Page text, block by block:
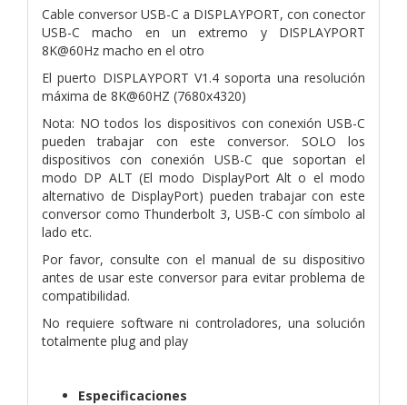
Cable conversor USB-C a DISPLAYPORT, con conector
USB-C macho en un extremo y DISPLAYPORT
8K@60Hz macho en el otro
El puerto DISPLAYPORT V1.4 soporta una resolución
máxima de 8K@60HZ (7680x4320)
Nota: NO todos los dispositivos con conexión USB-C
pueden trabajar con este conversor. SOLO los
dispositivos con conexión USB-C que soportan el
modo DP ALT (El modo DisplayPort Alt o el modo
alternativo de DisplayPort) pueden trabajar con este
conversor como Thunderbolt 3, USB-C con símbolo al
lado etc.
Por favor, consulte con el manual de su dispositivo
antes de usar este conversor para evitar problema de
compatibilidad.
No requiere software ni controladores, una solución
totalmente plug and play
Especificaciones